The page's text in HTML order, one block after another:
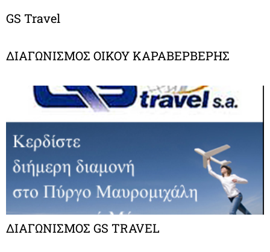
GS Travel
ΔΙΑΓΩΝΙΣΜΟΣ ΟΙΚΟΥ ΚΑΡΑΒΕΡΒΕΡΗΣ
ΔΙΑΓΩΝΙΣΜΟΣ GS TRAVEL